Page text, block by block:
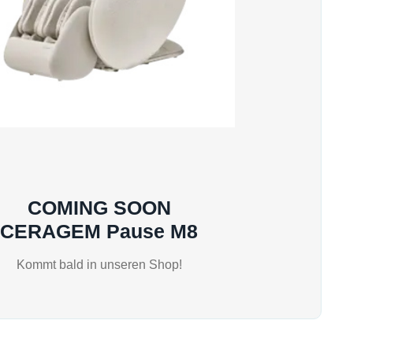
COMING SOON
CERAGEM Pause M8
Kommt bald in unseren Shop!